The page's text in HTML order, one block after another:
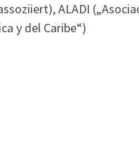
ALADI
y del Caribe“)